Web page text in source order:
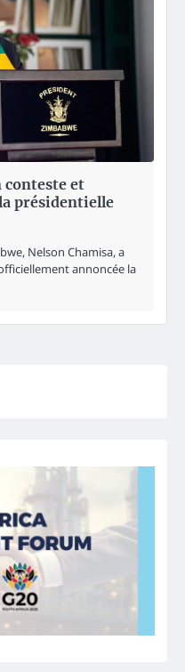
conteste et
présidentielle
Nelson Chamisa, a
annoncée la